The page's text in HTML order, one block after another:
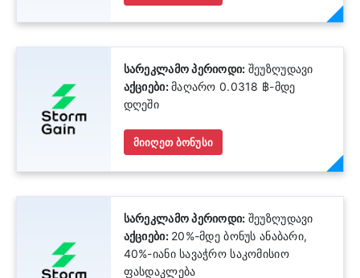
სარეკლამო პერიოდი: შეუზღუდავი
აქციები:მაღარო 0.0318 ฿-მდე
დღეში
მიიღეთ ბონუსი
სარეკლამო პერიოდი: შეუზღუდავი
აქციები: 20%-მდე ბონუს ანაბარი,
40%-იანი სავაჭრო საკომისიო
ფასდაკლება